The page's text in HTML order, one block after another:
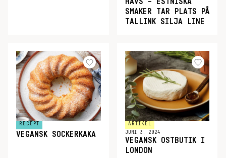
SMAKER TAR PLATS PÅ
TALLINK SILJA LINE
RECEPT
VEGANSK SOCKERKAKA
ARTIKEL
JUNI 3, 2024
VEGANSK OSTBUTIK I
LONDON